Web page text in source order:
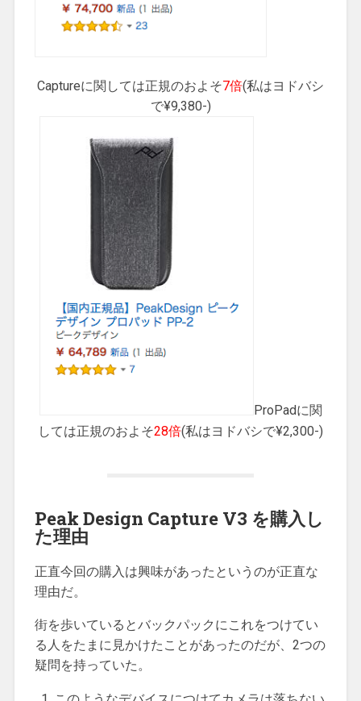
Captureに関しては正規のおよそ7倍(私はヨドバシ
で¥9,380-)
ProPadに関
しては正規のおよそ28倍(私はヨドバシで¥2,300-)
Peak Design Capture V3 を購入し
た理由
正直今回の購入は興味があったというのが正直な
理由だ。
街を歩いているとバックパックにこれをつけてい
る人をたまに見かけたことがあったのだが、2つの
疑問を持っていた。